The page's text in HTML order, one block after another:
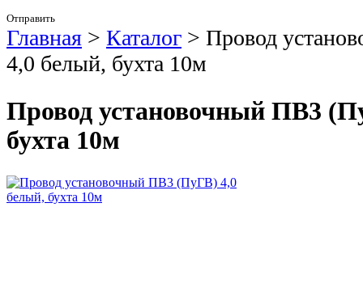
Отправить
Главная > Каталог > Провод
4,0 белый, бухта 10м
Провод установочный ПВ3
бухта 10м